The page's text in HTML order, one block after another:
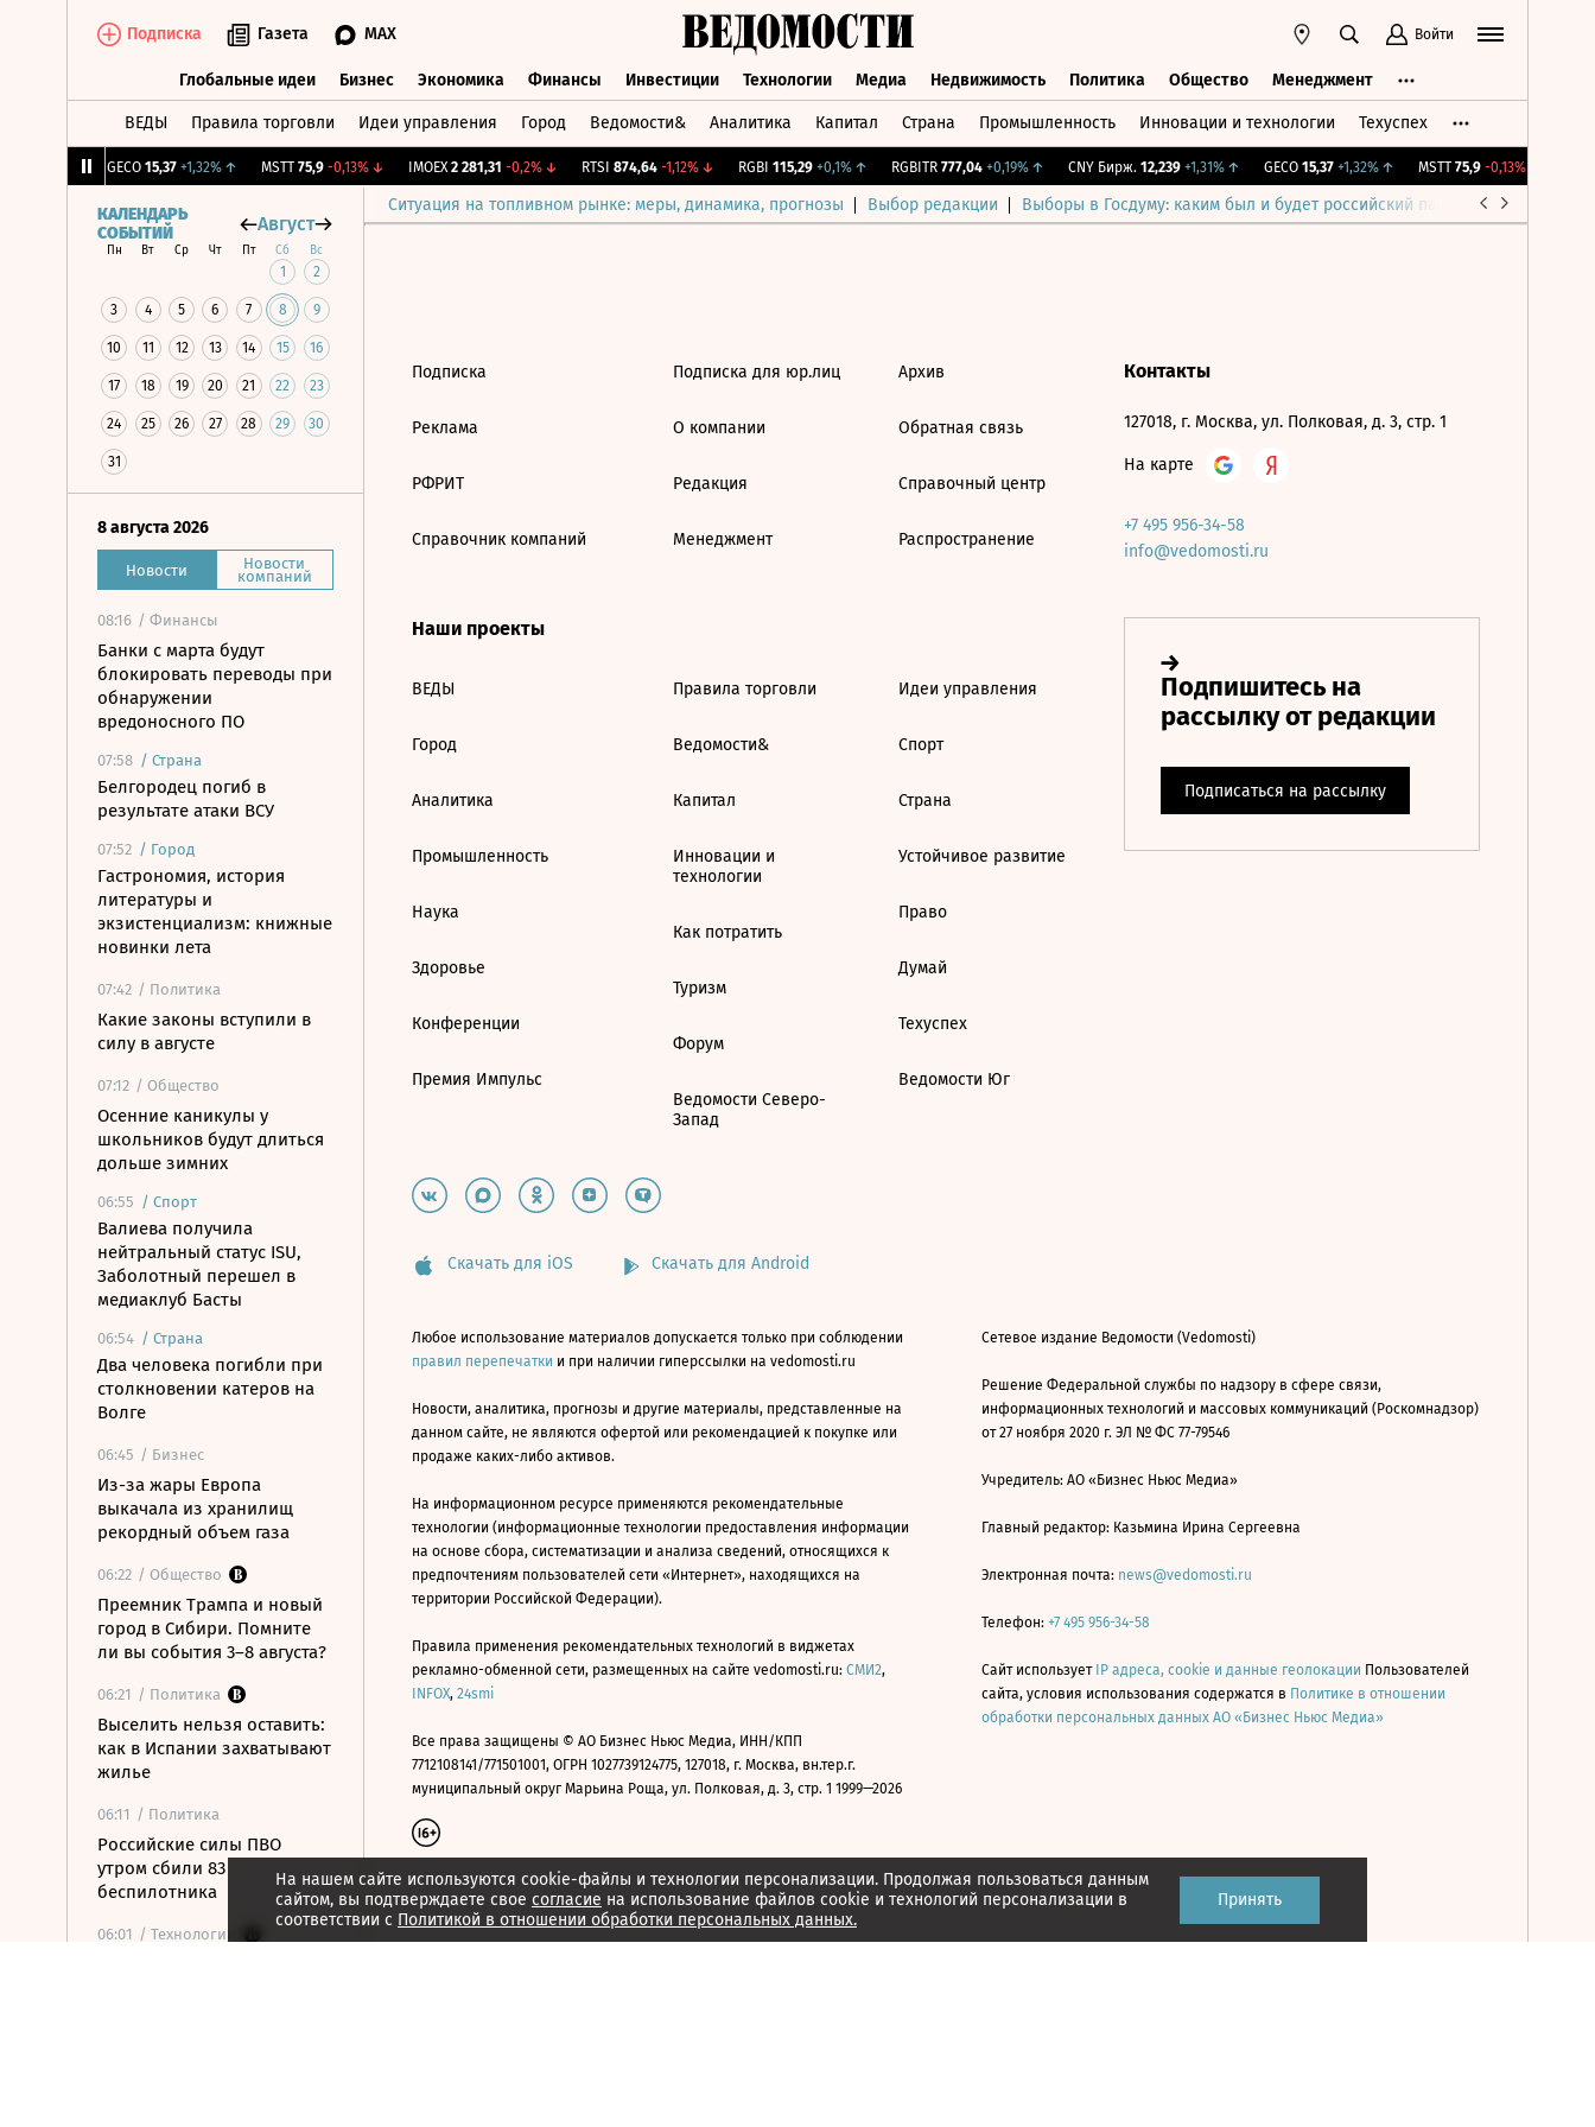
Подписка Газета MAX Войти
Глобальные идеи Бизнес Экономика Финансы Инвестиции Технологии Медиа Недвижимость Политика Общество Менеджмент
ВЕДЫ Правила торговли Идеи управления Город Ведомости& Аналитика Капитал Страна Промышленность Инновации и технологии Техуспех
GECO 15,37 +1,32%↑ MSTT 75,9 -0,13%↓ IMOEX 2 281,31 -0,2%↓ RTSI 874,64 -1,12%↓ RGBI 115,29 +0,1%↑ RGBITR 777,04 +0,19%↑ CNY Бирж. 12,239 +1,31%↑ GECO 15,37 +1,32%↑ MSTT 75,9 -0,13%↓
Ситуация на топливном рынке: меры, динамика, прогнозы Выбор редакции Выборы в Госдуму: каким был и будет российский парламент
КАЛЕНДАРЬ
СОБЫТИЙ
Август
Пн Вт Ср Чт Пт Сб Вс
1 2
3 4 5 6 7 8 9
10 11 12 13 14 15 16
17 18 19 20 21 22 23
24 25 26 27 28 29 30
31
8 августа 2026
Новости Новости
компаний
08:16 / Финансы
Банки с марта будут
блокировать переводы при
обнаружении
вредоносного ПО
07:58 / Страна
Белгородец погиб в
результате атаки ВСУ
07:52 / Город
Гастрономия, история
литературы и
экзистенциализм: книжные
новинки лета
07:42 / Политика
Какие законы вступили в
силу в августе
07:12 / Общество
Осенние каникулы у
школьников будут длиться
дольше зимних
06:55 / Спорт
Валиева получила
нейтральный статус ISU,
Заболотный перешел в
медиаклуб Басты
06:54 / Страна
Два человека погибли при
столкновении катеров на
Волге
06:45 / Бизнес
Из-за жары Европа
выкачала из хранилищ
рекордный объем газа
06:22 / Общество
Преемник Трампа и новый
город в Сибири. Помните
ли вы события 3–8 августа?
06:21 / Политика
Выселить нельзя оставить:
как в Испании захватывают
жилье
06:11 / Политика
Российские силы ПВО
утром сбили 83
беспилотника
06:01 / Технологии
На нашем сайте используются cookie-файлы и технологии персонализации. Продолжая пользоваться данным
сайтом, вы подтверждаете свое согласие на использование файлов cookie и технологий персонализации в
соответствии с Политикой в отношении обработки персональных данных.
Принять
Подписка
Реклама
РФРИТ
Справочник компаний
Подписка для юр.лиц
О компании
Редакция
Менеджмент
Архив
Обратная связь
Справочный центр
Распространение
Наши проекты
ВЕДЫ
Город
Аналитика
Промышленность
Наука
Здоровье
Конференции
Премия Импульс
Правила торговли
Ведомости&
Капитал
Инновации и
технологии
Как потратить
Туризм
Форум
Ведомости Северо-
Запад
Идеи управления
Спорт
Страна
Устойчивое развитие
Право
Думай
Техуспех
Ведомости Юг
Контакты
127018, г. Москва, ул. Полковая, д. 3, стр. 1
На карте
+7 495 956-34-58
info@vedomosti.ru
Скачать для iOS Скачать для Android
Любое использование материалов допускается только при соблюдении
правил перепечатки и при наличии гиперссылки на vedomosti.ru
Новости, аналитика, прогнозы и другие материалы, представленные на
данном сайте, не являются офертой или рекомендацией к покупке или
продаже каких-либо активов.
На информационном ресурсе применяются рекомендательные
технологии (информационные технологии предоставления информации
на основе сбора, систематизации и анализа сведений, относящихся к
предпочтениям пользователей сети «Интернет», находящихся на
территории Российской Федерации).
Правила применения рекомендательных технологий в виджетах
рекламно-обменной сети, размещенных на сайте vedomosti.ru: СМИ2,
INFOX, 24smi
Все права защищены © АО Бизнес Ньюс Медиа, ИНН/КПП
7712108141/771501001, ОГРН 1027739124775, 127018, г. Москва, вн.тер.г.
муниципальный округ Марьина Роща, ул. Полковая, д. 3, стр. 1 1999—2026
Сетевое издание Ведомости (Vedomosti)
Решение Федеральной службы по надзору в сфере связи,
информационных технологий и массовых коммуникаций (Роскомнадзор)
от 27 ноября 2020 г. ЭЛ № ФС 77-79546
Учредитель: АО «Бизнес Ньюс Медиа»
Главный редактор: Казьмина Ирина Сергеевна
Электронная почта: news@vedomosti.ru
Телефон: +7 495 956-34-58
Сайт использует IP адреса, cookie и данные геолокации Пользователей
сайта, условия использования содержатся в Политике в отношении
обработки персональных данных АО «Бизнес Ньюс Медиа»